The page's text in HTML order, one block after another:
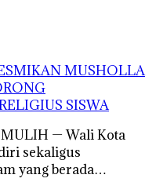
MUSHOLLA
SISWA
— Wali Kota
sekaligus
yang berada…